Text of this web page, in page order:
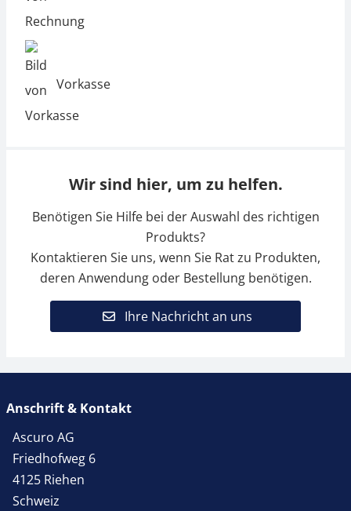
Vorkasse
Wir sind hier, um zu helfen.
Benötigen Sie Hilfe bei der Auswahl des richtigen
Produkts?
Kontaktieren Sie uns, wenn Sie Rat zu Produkten,
deren Anwendung oder Bestellung benötigen.
Ihre Nachricht an uns
Anschrift & Kontakt
Ascuro AG
Friedhofweg 6
4125 Riehen
Schweiz